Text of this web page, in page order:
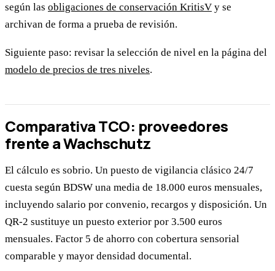
según las obligaciones de conservación KritisV y se
archivan de forma a prueba de revisión.
Siguiente paso: revisar la selección de nivel en la página del
modelo de precios de tres niveles.
Comparativa TCO: proveedores
frente a Wachschutz
El cálculo es sobrio. Un puesto de vigilancia clásico 24/7
cuesta según BDSW una media de 18.000 euros mensuales,
incluyendo salario por convenio, recargos y disposición. Un
QR-2 sustituye un puesto exterior por 3.500 euros
mensuales. Factor 5 de ahorro con cobertura sensorial
comparable y mayor densidad documental.